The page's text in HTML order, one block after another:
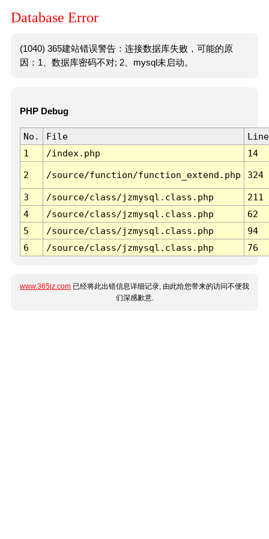
Database Error
(1040) 365建站错误警告：连接数据库失败，可能的原
因：1、数据库密码不对; 2、mysql未启动。
PHP Debug
No. File
Line
1
/index.php 14
2 /source/function/function_extend.php 324
3 /source/class/jzmysql.class.php
211
4
/source/class/jzmysql.class.php
62
5
/source/class/jzmysql.class.php
94
6
/source/class/jzmysql.class.php 76
www.365jz.com 已经将此出错信息详细记录, 由此给您带来的访问不便我
们深感歉意.